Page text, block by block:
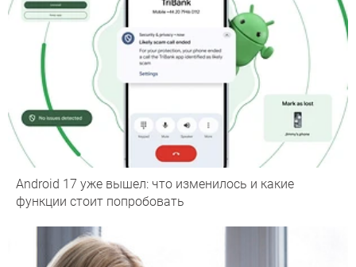
Android 17 уже вышел: что изменилось и какие
функции стоит попробовать